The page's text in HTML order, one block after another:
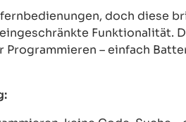
doch diese
Funktionalität.
– einfach